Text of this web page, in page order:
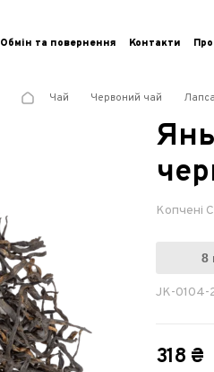
Обмін та повернення Контакти
Чай Червоний чай
Копчені
8
JK-0104-
318 ₴